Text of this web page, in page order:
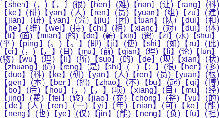
【shen】(，)【，】(很)【hen】(难)【nan】(让)【rang】(科)
【ke】(研)【yan】(人)【ren】(员)【yuan】(组)【zu】(建)
【jian】(研)【yan】(究)【jiu】(团)【tuan】(队)【dui】(和)
【he】(维)【wei】(持)【chi】(相)【xiang】(对)【dui】(体)
【ti】(面)【mian】(的)【de】(薪)【xin】(资)【zi】(水)【shui】
(平)【ping】(。)【。】(即)【ji】(使)【shi】(如)【ru】(此)
【ci】(，)【，】(目)【mu】(前)【qian】(理)【li】(论)【lun】
(物)【wu】(理)【li】(所)【suo】(的)【de】(现)【xian】(状)
【zhuang】(仍)【reng】(是)【shi】(：)【：】(很)【hen】(多)
【duo】(科)【ke】(研)【yan】(人)【ren】(员)【yuan】(根)
【gen】(本)【ben】(招)【zhao】(不)【bu】(起)【qi】(博)
【bo】(后)【hou】(，)【，】(项)【xiang】(目)【mu】(经)
【jing】(费)【fei】(较)【jiao】(充)【chong】(裕)【yu】(的)
【de】(人)【ren】(一)【yi】(年)【nian】(可)【ke】(能)
【neng】(也)【ye】(仅)【jin】(能)【neng】(负)【fu】(担)